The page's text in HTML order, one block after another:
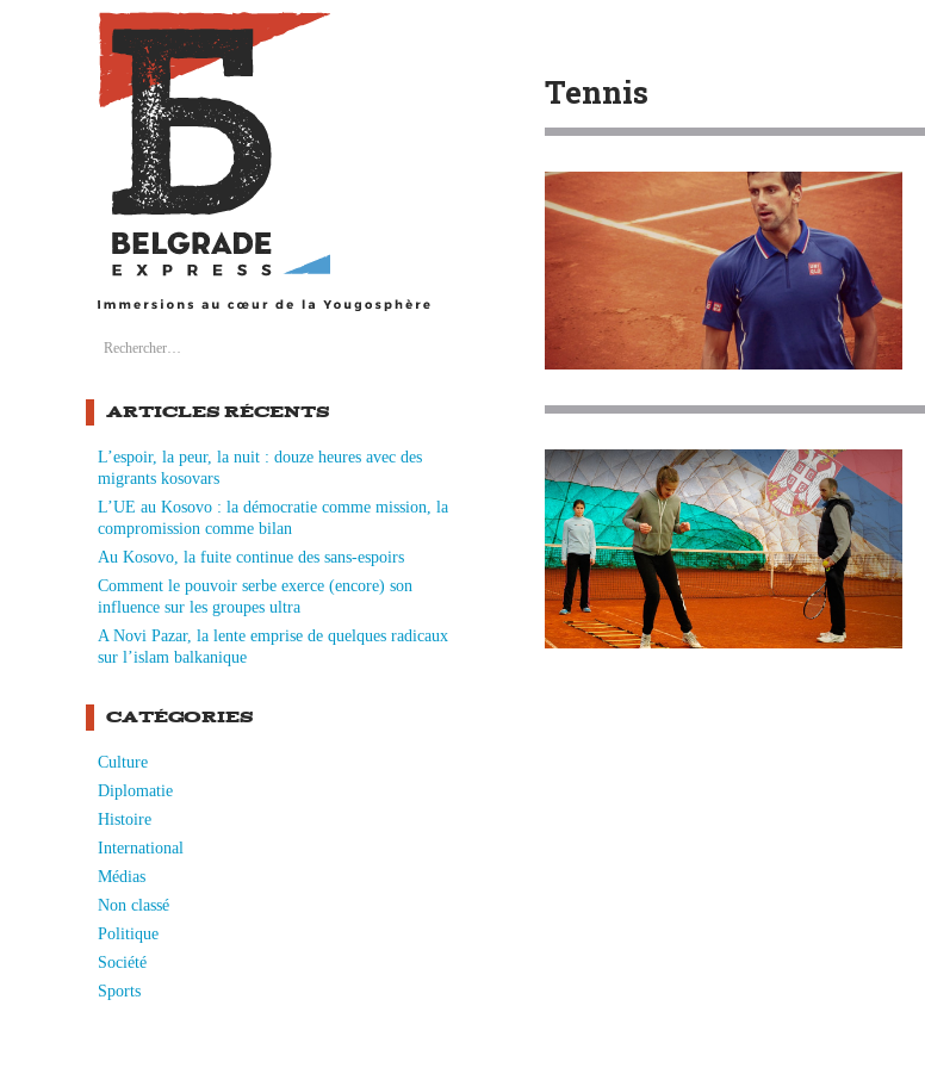
Search
Rechercher :
ARTICLES RÉCENTS
L’espoir, la peur, la nuit : douze heures avec des
migrants kosovars
L’UE au Kosovo : la démocratie comme mission, la
compromission comme bilan
Au Kosovo, la fuite continue des sans-espoirs
Comment le pouvoir serbe exerce (encore) son
influence sur les groupes ultra
A Novi Pazar, la lente emprise de quelques radicaux
sur l’islam balkanique
CATÉGORIES
Culture
Diplomatie
Histoire
International
Médias
Non classé
Politique
Société
Sports
Tennis